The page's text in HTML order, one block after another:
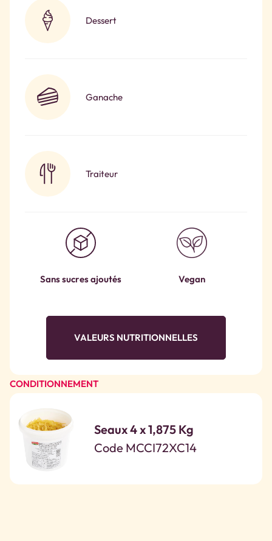
Dessert
Ganache
Traiteur
Sans sucres ajoutés Vegan
VALEURS NUTRITIONNELLES
CONDITIONNEMENT
Seaux 4 x 1,875 Kg
Code MCCI72XC14